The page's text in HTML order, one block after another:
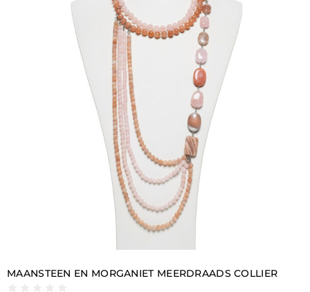
MAANSTEEN EN MORGANIET MEERDRAADS COLLIER